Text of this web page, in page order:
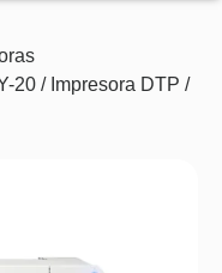
20 / Impresora DTP /